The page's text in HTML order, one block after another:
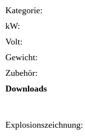
Kategorie:
kW:
Volt:
Gewicht:
Zubehör:
Downloads
Explosionszeichnung: